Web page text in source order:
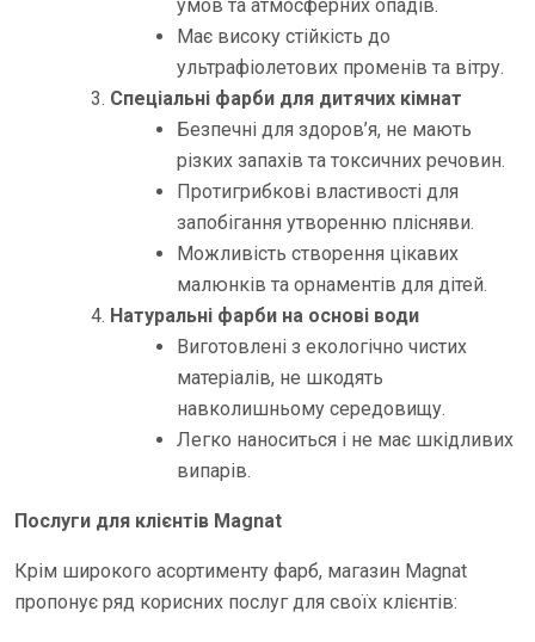
умов та атмосферних опадів.
Має високу стійкість до
ультрафіолетових променів та вітру.
Спеціальні фарби для дитячих кімнат
Безпечні для здоров’я, не мають
різких запахів та токсичних речовин.
Протигрибкові властивості для
запобігання утворенню плісняви.
Можливість створення цікавих
малюнків та орнаментів для дітей.
Натуральні фарби на основі води
Виготовлені з екологічно чистих
матеріалів, не шкодять
навколишньому середовищу.
Легко наноситься і не має шкідливих
випарів.
Послуги для клієнтів Magnat
Крім широкого асортименту фарб, магазин Magnat
пропонує ряд корисних послуг для своїх клієнтів: